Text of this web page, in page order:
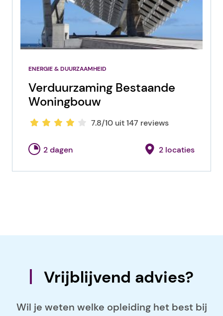
ENERGIE & DUURZAAMHEID
Verduurzaming Bestaande
Woningbouw
7.8/10 uit 147 reviews
2 dagen 2 locaties
Vrijblijvend advies?
Wil je weten welke opleiding het best bij